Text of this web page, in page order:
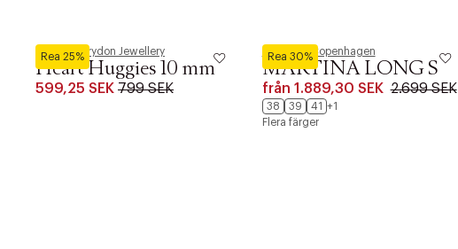
Rea 25%
Pernille Corydon Jewellery
Heart Huggies 10 mm
599,25 SEK 799 SEK
Rea 30%
Phenumb Copenhagen
MARTINA LONG S
från 1.889,30 SEK 2.699 SEK
38 39 41 +1
Flera färger